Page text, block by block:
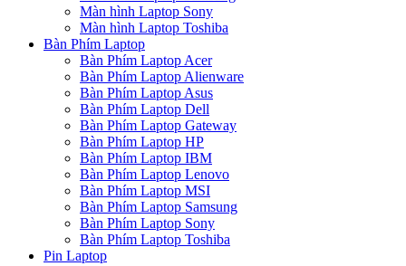
Màn hình Laptop Sony
Màn hình Laptop Toshiba
Bàn Phím Laptop
Bàn Phím Laptop Acer
Bàn Phím Laptop Alienware
Bàn Phím Laptop Asus
Bàn Phím Laptop Dell
Bàn Phím Laptop Gateway
Bàn Phím Laptop HP
Bàn Phím Laptop IBM
Bàn Phím Laptop Lenovo
Bàn Phím Laptop MSI
Bàn Phím Laptop Samsung
Bàn Phím Laptop Sony
Bàn Phím Laptop Toshiba
Pin Laptop